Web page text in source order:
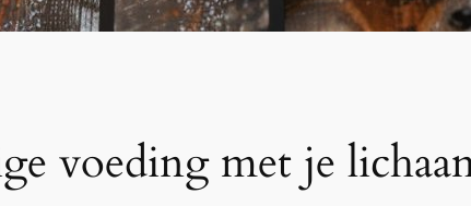
voeding met je